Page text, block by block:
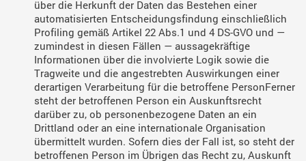
über die Herkunft der Daten das Bestehen einer
automatisierten Entscheidungsfindung einschließlich
Profiling gemäß Artikel 22 Abs.1 und 4 DS-GVO und —
zumindest in diesen Fällen — aussagekräftige
Informationen über die involvierte Logik sowie die
Tragweite und die angestrebten Auswirkungen einer
derartigen Verarbeitung für die betroffene PersonFerner
steht der betroffenen Person ein Auskunftsrecht
darüber zu, ob personenbezogene Daten an ein
Drittland oder an eine internationale Organisation
übermittelt wurden. Sofern dies der Fall ist, so steht der
betroffenen Person im Übrigen das Recht zu, Auskunft